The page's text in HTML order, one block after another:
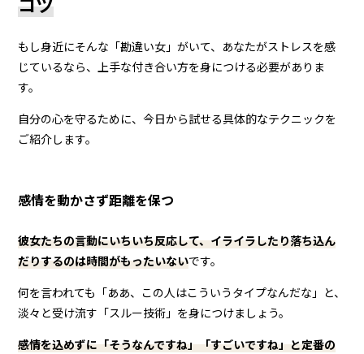
もし身近にそんな「勘違い女」がいて、あなたがストレスを感
じているなら、上手な付き合い方を身につける必要がありま
す。
自分の心を守るために、今日から試せる具体的なテクニックを
ご紹介します。
感情を動かさず距離を保つ
彼女たちの言動にいちいち反応して、イライラしたり落ち込ん
だりするのは時間がもったいないです。
何を言われても「ああ、この人はこういうタイプなんだな」と、
淡々と受け流す「スルー技術」を身につけましょう。
感情を込めずに「そうなんですね」「すごいですね」と定番の